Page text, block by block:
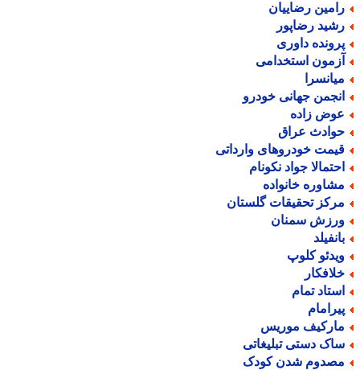
رضاییان
رضاپور
داوری
استخدامی
جهانی خودرو
زاده
عراق
خودروهای وارداتی
جواد نکونام
خانواده
تحقیقات گلستان
سمنان
کلوپ
تمام
موریس
دستی تبلیغاتی
شدن کودک